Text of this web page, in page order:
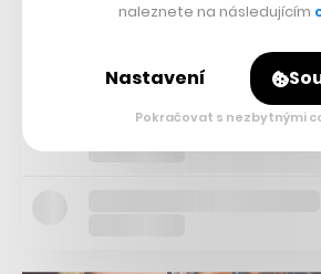
naleznete na následujícím
Nastavení
Pokračovat s nezbytnými